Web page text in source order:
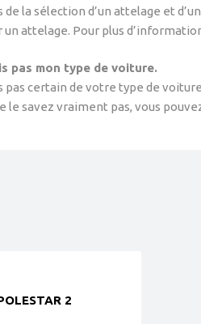
de la sélection d’un attelage et
attelage. Pour plus
pas mon type de voiture.
pas certain de votre type de
le savez vraiment pas, vous
2